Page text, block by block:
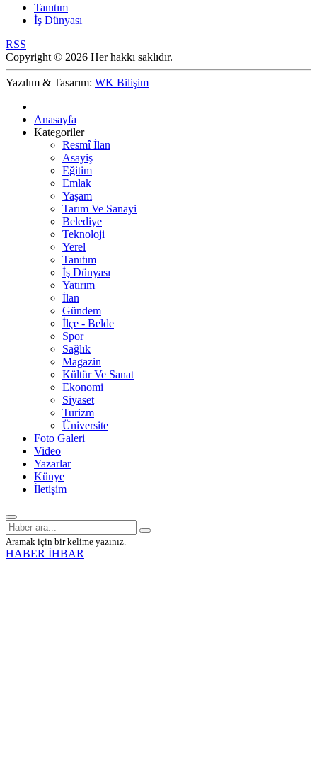
Tanıtım
İş Dünyası
RSS
Copyright © 2026 Her hakkı saklıdır.
Yazılım & Tasarım: WK Bilişim
Anasayfa
Kategoriler
Resmî İlan
Asayiş
Eğitim
Emlak
Yaşam
Tarım Ve Sanayi
Belediye
Teknoloji
Yerel
Tanıtım
İş Dünyası
Yatırım
İlan
Gündem
İlçe - Belde
Spor
Sağlık
Magazin
Kültür Ve Sanat
Ekonomi
Siyaset
Turizm
Üniversite
Foto Galeri
Video
Yazarlar
Künye
İletişim
Aramak için bir kelime yazınız.
HABER İHBAR